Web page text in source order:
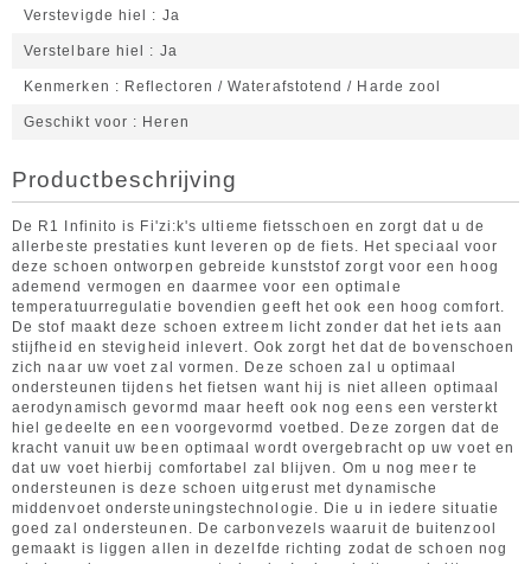
Verstevigde hiel Ja
Verstelbare hiel Ja
Kenmerken Reflectoren / Waterafstotend / Harde zool
Geschikt voor Heren
Productbeschrijving
De R1 Infinito is Fi'zi:k's ultieme fietsschoen en zorgt dat u de
allerbeste prestaties kunt leveren op de fiets. Het speciaal voor
deze schoen ontworpen gebreide kunststof zorgt voor een hoog
ademend vermogen en daarmee voor een optimale
temperatuurregulatie bovendien geeft het ook een hoog comfort.
De stof maakt deze schoen extreem licht zonder dat het iets aan
stijfheid en stevigheid inlevert. Ook zorgt het dat de bovenschoen
zich naar uw voet zal vormen. Deze schoen zal u optimaal
ondersteunen tijdens het fietsen want hij is niet alleen optimaal
aerodynamisch gevormd maar heeft ook nog eens een versterkt
hiel gedeelte en een voorgevormd voetbed. Deze zorgen dat de
kracht vanuit uw been optimaal wordt overgebracht op uw voet en
dat uw voet hierbij comfortabel zal blijven. Om u nog meer te
ondersteunen is deze schoen uitgerust met dynamische
middenvoet ondersteuningstechnologie. Die u in iedere situatie
goed zal ondersteunen. De carbonvezels waaruit de buitenzool
gemaakt is liggen allen in dezelfde richting zodat de schoen nog